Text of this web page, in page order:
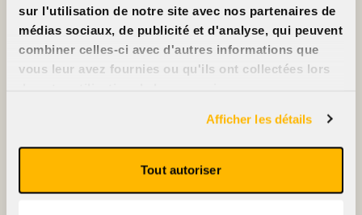
sur l'utilisation de notre site avec nos partenaires de
médias sociaux, de publicité et d'analyse, qui peuvent
combiner celles-ci avec d'autres informations que
vous leur avez fournies ou qu'ils ont collectées lors
Afficher les détails
Tout autoriser
screens
Support us
Films